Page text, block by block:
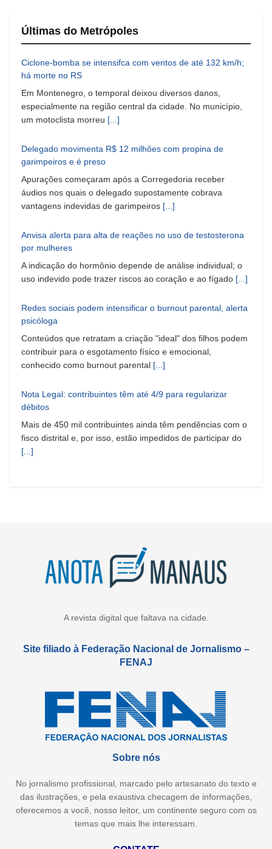
Últimas do Metrópoles
Ciclone-bomba se intensifca com ventos de até 132 km/h;
há morte no RS
Em Montenegro, o temporal deixou diversos danos,
especialmente na região central da cidade. No município,
um motoclista morreu [...]
Delegado movimenta R$ 12 milhões com propina de
garimpeiros e é preso
Apurações começaram após a Corregedoria receber
áudios nos quais o delegado supostamente cobrava
vantagens indevidas de garimpeiros [...]
Anvisa alerta para alta de reações no uso de testosterona
por mulheres
A indicação do hormônio depende de análise individual; o
uso indevido pode trazer riscos ao coração e ao fígado [...]
Redes sociais podem intensificar o burnout parental, alerta
psicóloga
Conteúdos que retratam a criação "ideal" dos filhos podem
contribuir para o esgotamento físico e emocional,
conhecido como burnout parental [...]
Nota Legal: contribuintes têm até 4/9 para regularizar
débitos
Mais de 450 mil contribuintes ainda têm pendências com o
fisco distrital e, por isso, estão impedidos de participar do
[...]
A revista digital que faltava na cidade.
Site filiado à Federação Nacional de Jornalismo –
FENAJ
Sobre nós
No jornalismo profissional, marcado pelo artesanato do texto e
das ilustrações, e pela exaustiva checagem de informações,
oferecemos a você, nosso leitor, um continente seguro com os
temas que mais lhe interessam.